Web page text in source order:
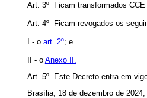
Art. 3º Ficam transformados
Art. 4º Ficam revogados os
I - o art. 2º; e
II - o Anexo II.
Art. 5º Este Decreto entra em
Brasília, 18 de dezembro de